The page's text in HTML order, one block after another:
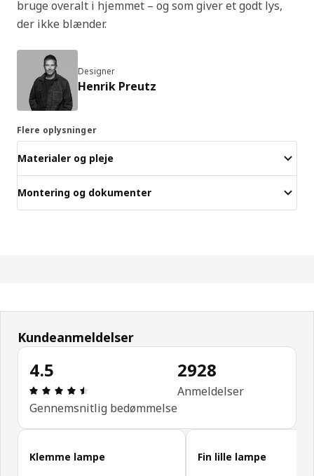
bruge overalt i hjemmet – og som giver et godt lys,
der ikke blænder.
Designer
Henrik Preutz
Flere oplysninger
Materialer og pleje
Montering og dokumenter
Kundeanmeldelser
4.5
Anmeldelse: 4.5 Ud af 5 Stjerner. Anmeldelser i
Gennemsnitlig bedømmelse
2928
Anmeldelser
Spring kundeanmeldelser over
Klemme lampe
Fin lille lampe